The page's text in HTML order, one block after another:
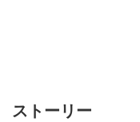
ストーリー